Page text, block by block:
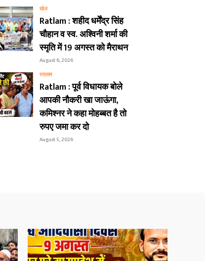
खेल
Ratlam : शहीद धर्मेंद्र सिंह
चौहान व स्व. अश्विनी शर्मा की
स्मृति में 19 अगस्त को मैराथन
August 6, 2026
रतलाम
Ratlam : पूर्व विधायक बोले
आपकी नौकरी खा जाऊंगा,
कमिश्नर ने कहा मोहब्बत है तो
रुपए जमा कर दो
August 5, 2026